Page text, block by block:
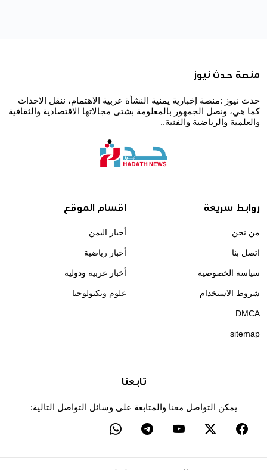
منصة حدث نيوز
حدث نيوز :منصة إخبارية يمنية النشأة عربية الاهتمام، ننقل الاحداث
كما هي، ونصل الجمهور بالمعلومة بشتى مجالاتها الاقتصادية والثقافية
والعلمية والرياضية والفنية..
روابط سريعة
من نحن
اتصل بنا
سياسة الخصوصية
شروط الاستخدام
DMCA
sitemap
اقسام الموقع
أخبار اليمن
أخبار رياضية
أخبار عربية ودولية
علوم وتكنولوجيا
تابعنا
يمكن التواصل معنا والمتابعة على وسائل التواصل التالية: